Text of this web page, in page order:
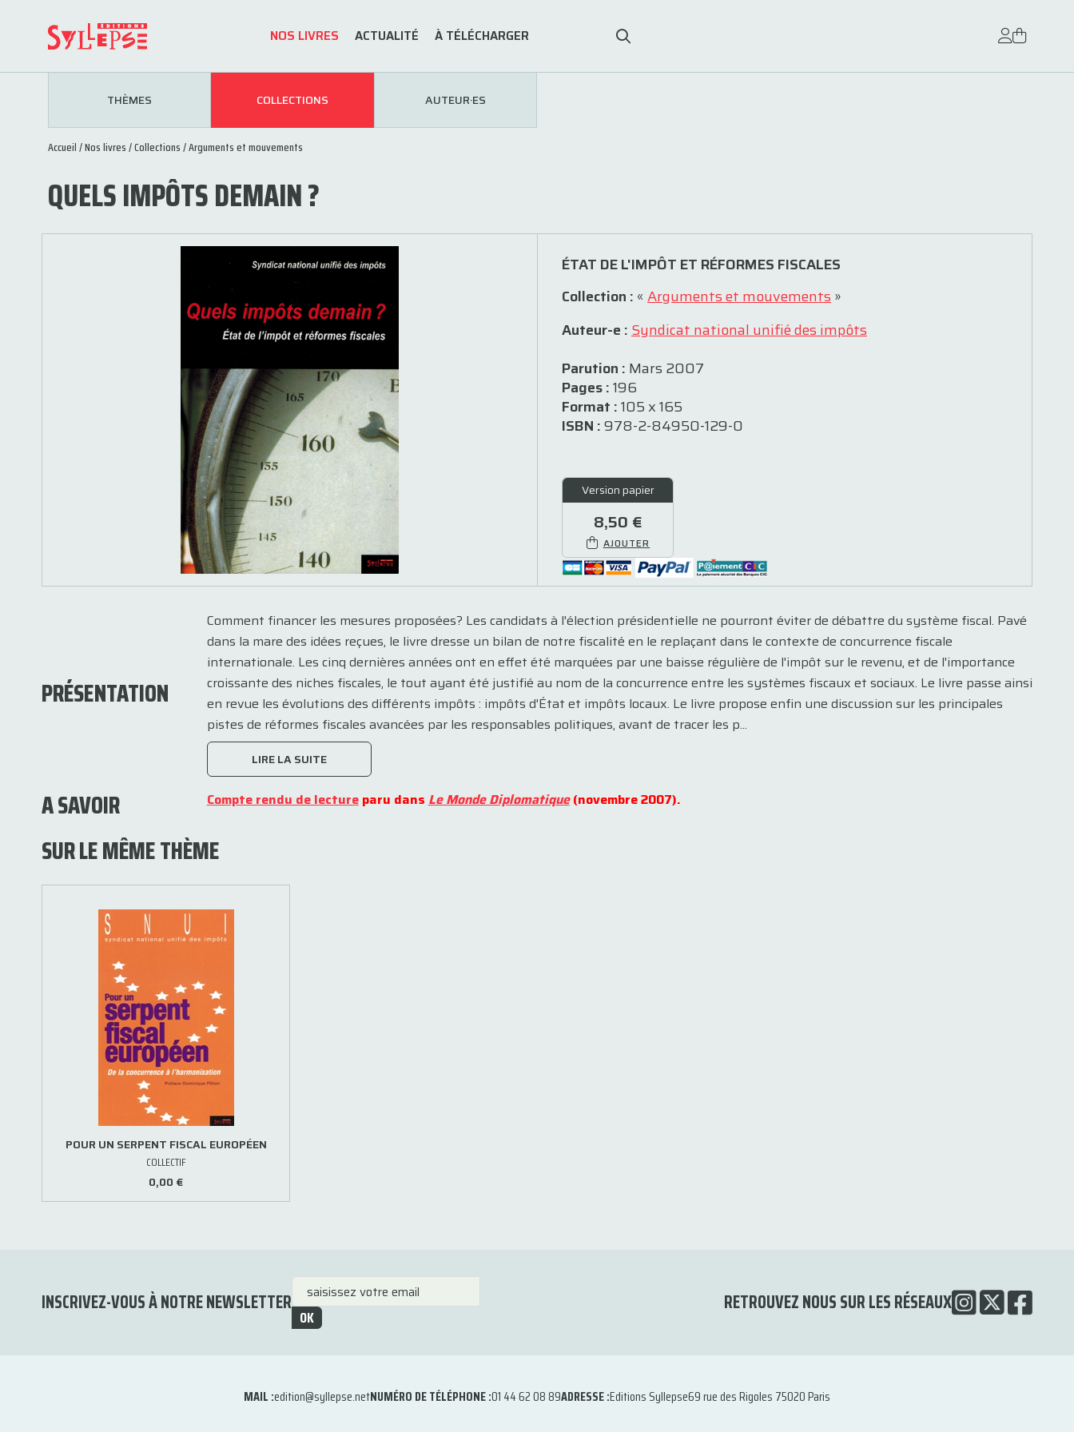
NOS LIVRES ACTUALITÉ À TÉLÉCHARGER
THÈMES COLLECTIONS AUTEUR·ES
Accueil/Nos livres/Collections/Arguments et mouvements
QUELS IMPÔTS DEMAIN ?
Version papier
8,50 €
AJOUTER
ÉTAT DE L'IMPÔT ET RÉFORMES FISCALES
Collection : « Arguments et mouvements»
Auteur-e :Syndicat national unifié des impôts
Parution : Mars 2007
Pages :196
Format :105 x 165
ISBN :978-2-84950-129-0
PRÉSENTATION
Comment financer les mesures proposées? Les candidats à l'élection présidentielle ne pourront éviter de débattre du système fiscal. Pavé
dans la mare des idées reçues, le livre dresse un bilan de notre fiscalité en le replaçant dans le contexte de concurrence fiscale
internationale. Les cinq dernières années ont en effet été marquées par une baisse régulière de l'impôt sur le revenu, et de l'importance
croissante des niches fiscales, le tout ayant été justifié au nom de la concurrence entre les systèmes fiscaux et sociaux. Le livre passe ainsi
en revue les évolutions des différents impôts : impôts d'État et impôts locaux. Le livre propose enfin une discussion sur les principales
pistes de réformes fiscales avancées par les responsables politiques, avant de tracer les p...
LIRE LA SUITE
A SAVOIR Compte rendu de lectureparu dans Le Monde Diplomatique(novembre 2007).
SUR LE MÊME THÈME
POUR UN SERPENT FISCAL EUROPÉEN
COLLECTIF
0,00 €
INSCRIVEZ-VOUS À NOTRE NEWSLETTER
OK
RETROUVEZ NOUS SUR LES RÉSEAUX
MAIL :edition@syllepse.netNUMÉRO DE TÉLÉPHONE :01 44 62 08 89ADRESSE :Editions Syllepse69 rue des Rigoles 75020 Paris